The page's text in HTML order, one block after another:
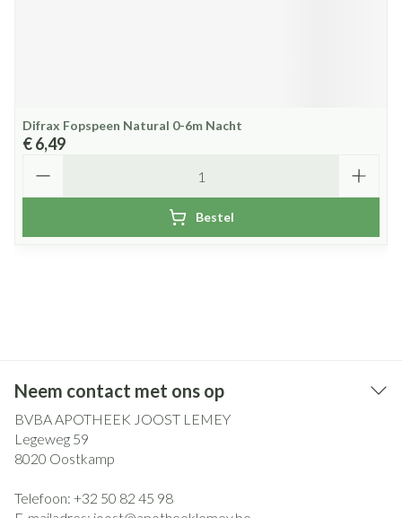
Difrax Fopspeen Natural 0-6m Nacht
€ 6,49
Bestel
Neem contact met ons op
BVBA APOTHEEK JOOST LEMEY
Legeweg 59
8020 Oostkamp
Telefoon: +32 50 82 45 98